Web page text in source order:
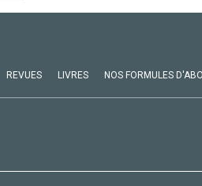
REVUES LIVRES NOS FORMULES